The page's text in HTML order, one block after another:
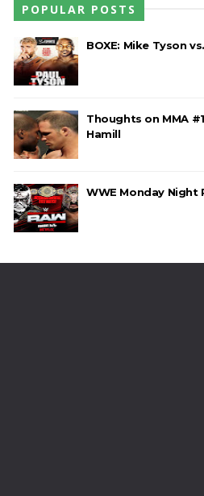
POPULAR POSTS
BOXE: Mike Tyson
Thoughts on MMA
Hamill
WWE Monday Night